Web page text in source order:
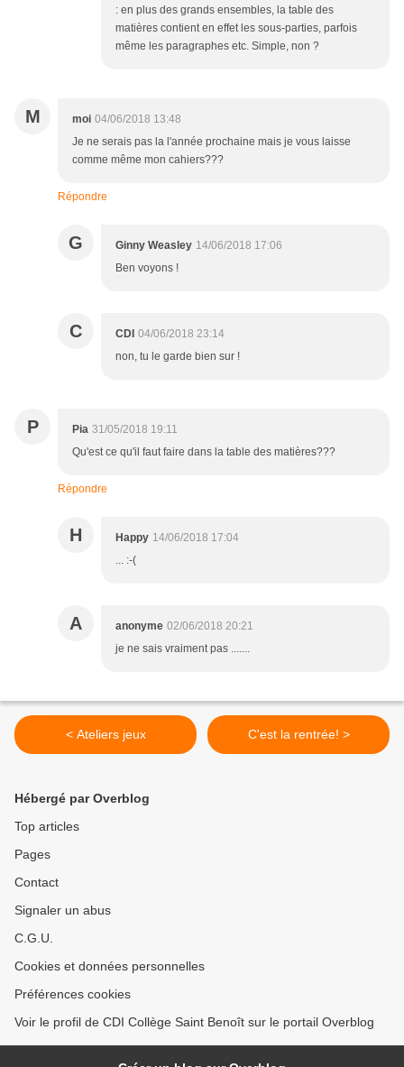
: en plus des grands ensembles, la table des
matières contient en effet les sous-parties, parfois
même les paragraphes etc. Simple, non ?
M moi 04/06/2018 13:48
Je ne serais pas la l'année prochaine mais je vous laisse
comme même mon cahiers???
Répondre
G Ginny Weasley 14/06/2018 17:06
Ben voyons !
C CDI 04/06/2018 23:14
non, tu le garde bien sur !
P Pia 31/05/2018 19:11
Qu'est ce qu'il faut faire dans la table des matières???
Répondre
H Happy 14/06/2018 17:04
... :-(
A anonyme 02/06/2018 20:21
je ne sais vraiment pas .......
< Ateliers jeux C'est la rentrée! >
Hébergé par Overblog
Top articles
Pages
Contact
Signaler un abus
C.G.U.
Cookies et données personnelles
Préférences cookies
Voir le profil de CDI Collège Saint Benoît sur le portail Overblog